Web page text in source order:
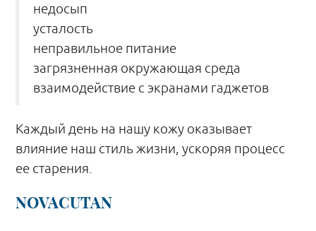
недосып
усталость
неправильное питание
загрязненная окружающая среда
взаимодействие с экранами гаджетов
Каждый день на нашу кожу оказывает
влияние наш стиль жизни, ускоряя процесс
ее старения.
NOVACUTAN